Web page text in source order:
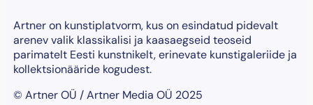
Artner on kunstiplatvorm, kus on esindatud pidevalt
arenev valik klassikalisi ja kaasaegseid teoseid
parimatelt Eesti kunstnikelt, erinevate kunstigaleriide ja
kollektsionääride kogudest.
© Artner OÜ / Artner Media OÜ 2025